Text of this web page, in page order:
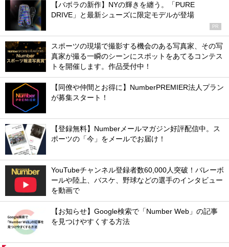
【バボラの新作】NYの輝きを纏う。「PURE
DRIVE」と最新シューズに限定モデルが登場
PR
スポーツの現場で撮影する機会のある写真家、その写
真家が撮る一瞬のシーンにスポットをあてるコンテス
トを開催します。作品受付中！
【同僚や仲間とお得に】NumberPREMIER法人プラン
が募集スタート！
【登録無料】Numberメールマガジン好評配信中。ス
ポーツの「今」をメールでお届け！
YouTubeチャンネル登録者数60,000人突破！バレーボ
ールや陸上、バスケ、野球などの選手のインタビュー
を動画で
【お知らせ】Google検索で「Number Web」の記事
を見つけやすくする方法